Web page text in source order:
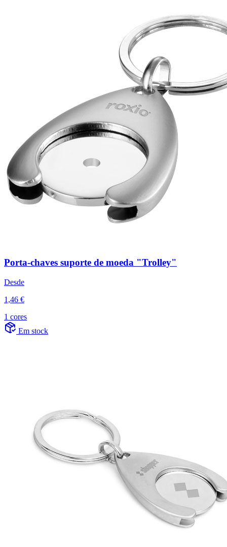
Porta-chaves suporte de moeda "Trolley"
Desde
1,46 €
1 cores
Em stock